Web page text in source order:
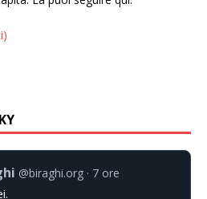
@biraghi.org 7 ore